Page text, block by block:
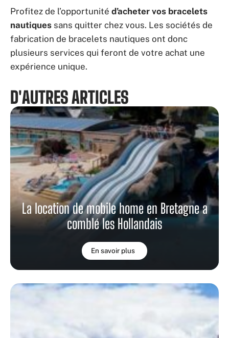
Profitez de l’opportunité d’acheter vos bracelets
nautiques sans quitter chez vous. Les sociétés de
fabrication de bracelets nautiques ont donc
plusieurs services qui feront de votre achat une
expérience unique.
D'AUTRES ARTICLES
La location de mobile home en Bretagne a
comblé les Hollandais
En savoir plus